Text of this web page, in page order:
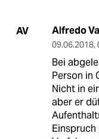
AV Alfredo
09.06.2018,
Bei
Person in
Nicht in
aber er
Einspruch